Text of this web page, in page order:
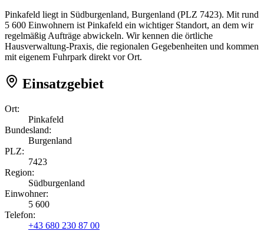
Pinkafeld liegt in Südburgenland, Burgenland (PLZ 7423). Mit rund
5 600 Einwohnern ist Pinkafeld ein wichtiger Standort, an dem wir
regelmäßig Aufträge abwickeln. Wir kennen die örtliche
Hausverwaltung-Praxis, die regionalen Gegebenheiten und kommen
mit eigenem Fuhrpark direkt vor Ort.
Einsatzgebiet
Ort:
Pinkafeld
Bundesland:
Burgenland
PLZ:
7423
Region:
Südburgenland
Einwohner:
5 600
Telefon:
+43 680 230 87 00